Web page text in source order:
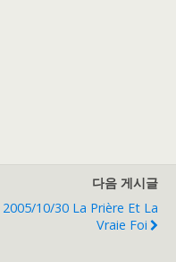
다음 게시글
2005/10/30 La Prière Et La
Vraie Foi